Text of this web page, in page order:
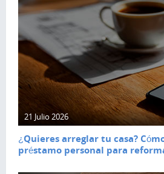
21 Julio 2026
¿Quieres arreglar tu casa?
préstamo personal para